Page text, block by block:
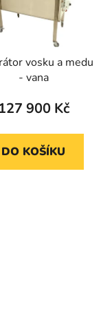
vosku a medu
- vana
127 900 Kč
DO KOŠÍKU